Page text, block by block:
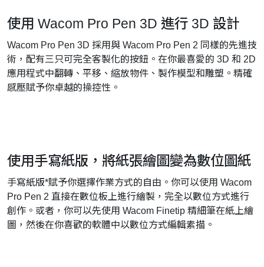
使用 Wacom Pro Pen 3D 進行 3D 設計
Wacom Pro Pen 3D 採用與 Wacom Pro Pen 2 同樣的先進技
術，配有三只可完全客製化的按鈕。在你最喜愛的 3D 和 2D
應用程式中翻轉、平移、縮放物件、製作模型和雕塑。精確
感壓賦予你卓越的操控性。
使用手寫紙版，將紙張繪圖變為數位圖紙
手寫紙版*賦予你選擇作業方式的自由。你可以使用 Wacom
Pro Pen 2 直接在數位板上進行繪製，完全以數位方式進行
創作。或者，你可以先使用 Wacom Finetip 精細筆在紙上繪
圖，然後在你喜歡的軟體中以數位方式編輯素描。